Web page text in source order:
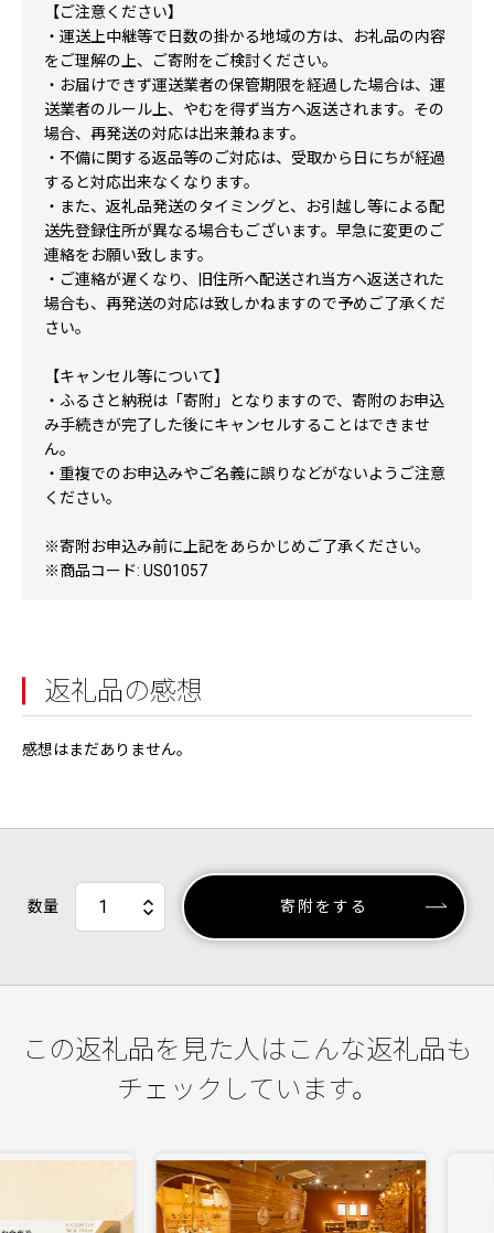
【ご注意ください】
・運送上中継等で日数の掛かる地域の方は、お礼品の内容
をご理解の上、ご寄附をご検討ください。
・お届けできず運送業者の保管期限を経過した場合は、運
送業者のルール上、やむを得ず当方へ返送されます。その
場合、再発送の対応は出来兼ねます。
・不備に関する返品等のご対応は、受取から日にちが経過
すると対応出来なくなります。
・また、返礼品発送のタイミングと、お引越し等による配
送先登録住所が異なる場合もございます。早急に変更のご
連絡をお願い致します。
・ご連絡が遅くなり、旧住所へ配送され当方へ返送された
場合も、再発送の対応は致しかねますので予めご了承くだ
さい。
【キャンセル等について】
・ふるさと納税は「寄附」となりますので、寄附のお申込
み手続きが完了した後にキャンセルすることはできませ
ん。
・重複でのお申込みやご名義に誤りなどがないようご注意
ください。
※寄附お申込み前に上記をあらかじめご了承ください。
※商品コード: US01057
返礼品の感想
感想はまだありません。
数量 寄附をする
この返礼品を見た人はこんな返礼品も
チェックしています。